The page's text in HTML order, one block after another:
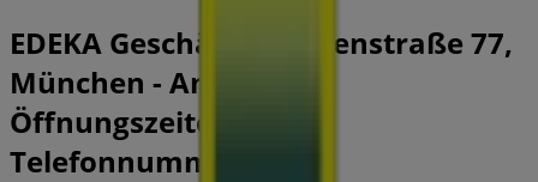
EDEKA Geschäft | Türkenstraße 77,
München - Angebote,
Öffnungszeiten und
Telefonnummer